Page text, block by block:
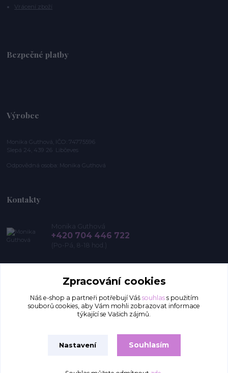
Vrácení zboží
Bezpečné platby
Výrobce
Monika Guthová, IČO: 74775596
Slepá 24, 439 26 Libčeves
Odpovědná osoba: Monika Guthová
Kontakty
Monika Guthová
+420 704 446 722
(Po-Pá, 8-18 hod.)
Upravit sběr cookies.
Zpracování cookies
Náš e-shop a partneři potřebují Váš souhlass použitím
souborů cookies, aby Vám mohli zobrazovat informace
týkající se Vašich zájmů.
Nastavení Souhlasím